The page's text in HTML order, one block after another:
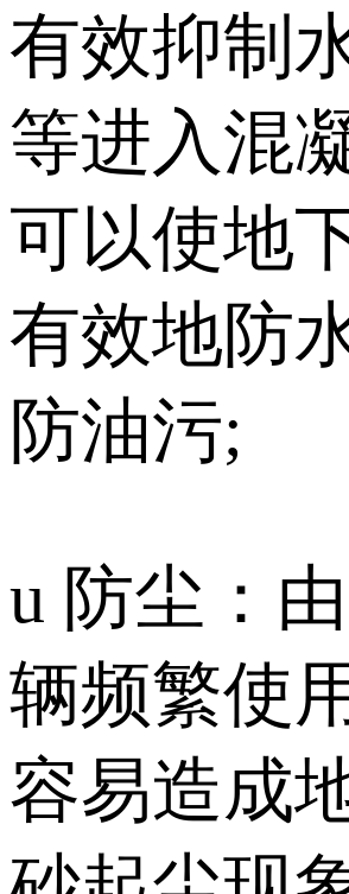
有效抑制
等进入混
可以使地
有效地防
防油污;
u 防尘：
辆频繁使
容易造成